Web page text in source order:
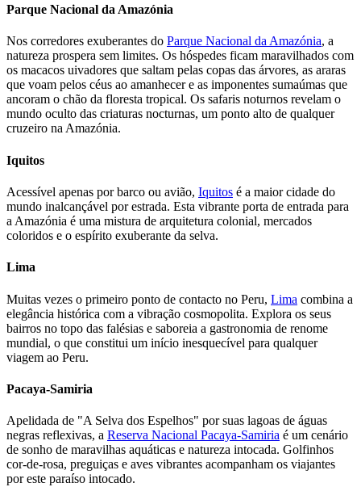
Parque Nacional da Amazónia
Nos corredores exuberantes do Parque Nacional da Amazónia, a
natureza prospera sem limites. Os hóspedes ficam maravilhados com
os macacos uivadores que saltam pelas copas das árvores, as araras
que voam pelos céus ao amanhecer e as imponentes sumaúmas que
ancoram o chão da floresta tropical. Os safaris noturnos revelam o
mundo oculto das criaturas nocturnas, um ponto alto de qualquer
cruzeiro na Amazónia.
Iquitos
Acessível apenas por barco ou avião, Iquitos é a maior cidade do
mundo inalcançável por estrada. Esta vibrante porta de entrada para
a Amazónia é uma mistura de arquitetura colonial, mercados
coloridos e o espírito exuberante da selva.
Lima
Muitas vezes o primeiro ponto de contacto no Peru, Lima combina a
elegância histórica com a vibração cosmopolita. Explora os seus
bairros no topo das falésias e saboreia a gastronomia de renome
mundial, o que constitui um início inesquecível para qualquer
viagem ao Peru.
Pacaya-Samiria
Apelidada de "A Selva dos Espelhos" por suas lagoas de águas
negras reflexivas, a Reserva Nacional Pacaya-Samiria é um cenário
de sonho de maravilhas aquáticas e natureza intocada. Golfinhos
cor-de-rosa, preguiças e aves vibrantes acompanham os viajantes
por este paraíso intocado.